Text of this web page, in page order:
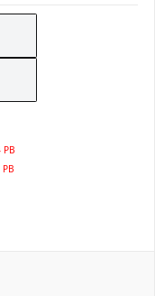
PB